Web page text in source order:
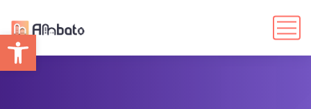
Abrir barra de herramientas